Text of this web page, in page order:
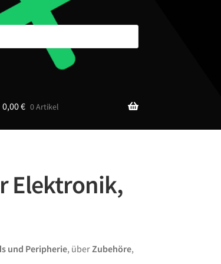
0,00€ 0 Artikel
Elektronik,
und Peripherie, überZubehöre,